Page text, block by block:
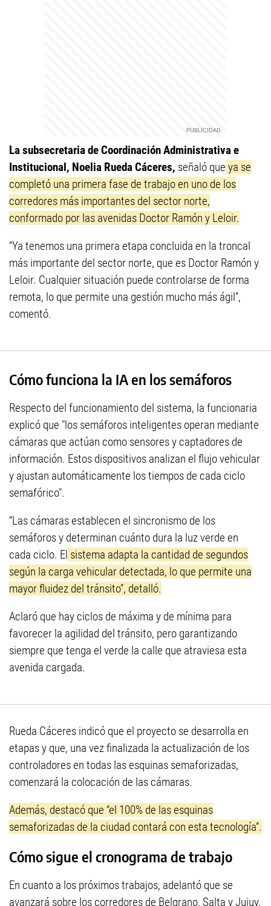
La subsecretaria de Coordinación Administrativa e
Institucional, Noelia Rueda Cáceres, señaló que ya se
completó una primera fase de trabajo en uno de los
corredores más importantes del sector norte,
conformado por las avenidas Doctor Ramón y Leloir.
“Ya tenemos una primera etapa concluida en la troncal
más importante del sector norte, que es Doctor Ramón y
Leloir. Cualquier situación puede controlarse de forma
remota, lo que permite una gestión mucho más ágil”,
comentó.
Cómo funciona la IA en los semáforos
Respecto del funcionamiento del sistema, la funcionaria
explicó que "los semáforos inteligentes operan mediante
cámaras que actúan como sensores y captadores de
información. Estos dispositivos analizan el flujo vehicular
y ajustan automáticamente los tiempos de cada ciclo
semafórico".
“Las cámaras establecen el sincronismo de los
semáforos y determinan cuánto dura la luz verde en
cada ciclo. El sistema adapta la cantidad de segundos
según la carga vehicular detectada, lo que permite una
mayor fluidez del tránsito”, detalló.
Aclaró que hay ciclos de máxima y de mínima para
favorecer la agilidad del tránsito, pero garantizando
siempre que tenga el verde la calle que atraviesa esta
avenida cargada.
Rueda Cáceres indicó que el proyecto se desarrolla en
etapas y que, una vez finalizada la actualización de los
controladores en todas las esquinas semaforizadas,
comenzará la colocación de las cámaras.
Además, destacó que “el 100% de las esquinas
semaforizadas de la ciudad contará con esta tecnología”.
Cómo sigue el cronograma de trabajo
En cuanto a los próximos trabajos, adelantó que se
avanzará sobre los corredores de Belgrano, Salta y Jujuy,